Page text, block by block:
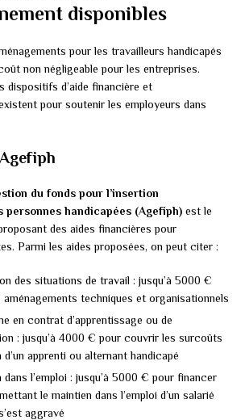
disponibles
pour les travailleurs handicapés
non négligeable pour les entreprises.
dispositifs d’aide financière et
pour soutenir les employeurs dans
du fonds pour l’insertion
personnes handicapées (Agefiph) est le
des aides financières pour
Parmi les aides proposées, on peut citer :
des situations de travail : jusqu’à 5000 €
techniques et organisationnels
en contrat d’apprentissage ou de
: jusqu’à 4000 € pour couvrir les surcoûts
apprenti ou alternant handicapé
dans l’emploi : jusqu’à 5000 € pour financer
le maintien dans l’emploi d’un salarié
aggravé